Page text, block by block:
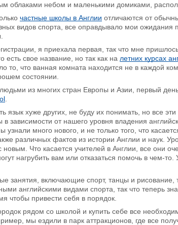
облаками небом и маленькими домиками,
частные школы в Англии отличаются от
видов спорта, все оправдывало мои ожидания
я приехала первая, так что мне
есть свое название, но так как на летних курсах
то, что ванная комната находится не в каждой
состоянии.
из многих стран Европы и Азии, первый
язык хуже других, не буду их понимать, но все
зависимости от нашего уровня владения
много нового, и не только того, что
различных фактов из истории Англии и наук.
Что касается учителей в Англии, все они
нагрубить вам или отказаться помочь в чем-то.
занятия, включающие спорт, танцы и рисование,
английскими видами спорта, так что теперь
чтобы привести себя в порядок.
рядом со школой и купить себе все
мы ездили в парк аттракционов, где все